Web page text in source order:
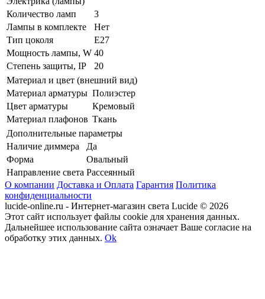
Количество ламп
3
Лампы в комплекте
Нет
Тип цоколя
E27
Мощность лампы, W 40
Степень защиты, IP
20
Материал и цвет (внешний вид)
Материал арматуры Полиэстер
Цвет арматуры
Кремовый
Материал плафонов Ткань
Дополнительные параметры
Наличие диммера
Да
Форма
Овальный
Направление света Рассеянный
О компании Доставка и Оплата Гарантия Политика
конфиденциальности
lucide-online.ru - Интернет-магазин света Lucide © 2026
Этот сайт использует файлы cookie для хранения данных.
Дальнейшее использование сайта означает Ваше согласие на
обработку этих данных. Ok